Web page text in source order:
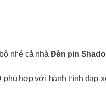
nhé cả nhà Đèn pin
hợp với hành trình đạp